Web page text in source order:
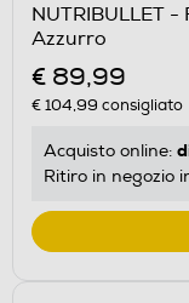
NUTRIBULLET
Azzurro
€ 89,99
€ 104,99 consigliato
Acquisto online:
Ritiro in negozio